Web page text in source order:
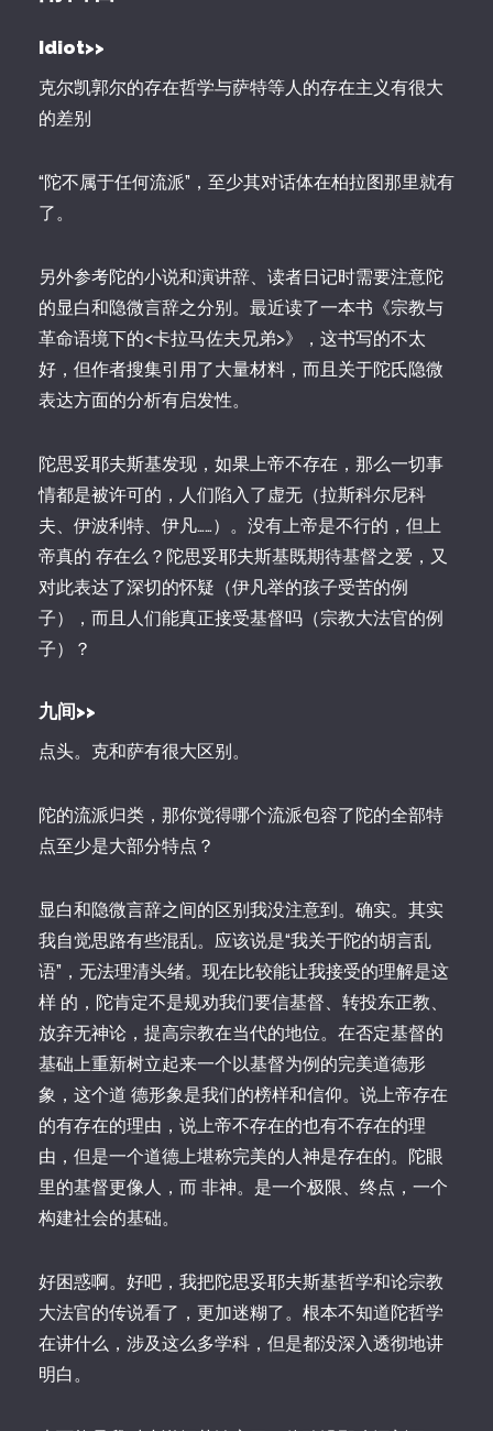
Idiot>>
克尔凯郭尔的存在哲学与萨特等人的存在主义有很大
的差别
“陀不属于任何流派”，至少其对话体在柏拉图那里就有
了。
另外参考陀的小说和演讲辞、读者日记时需要注意陀
的显白和隐微言辞之分别。最近读了一本书《宗教与
革命语境下的<卡拉马佐夫兄弟>》，这书写的不太
好，但作者搜集引用了大量材料，而且关于陀氏隐微
表达方面的分析有启发性。
陀思妥耶夫斯基发现，如果上帝不存在，那么一切事
情都是被许可的，人们陷入了虚无（拉斯科尔尼科
夫、伊波利特、伊凡……）。没有上帝是不行的，但上
帝真的 存在么？陀思妥耶夫斯基既期待基督之爱，又
对此表达了深切的怀疑（伊凡举的孩子受苦的例
子），而且人们能真正接受基督吗（宗教大法官的例
子）？
九间>>
点头。克和萨有很大区别。
陀的流派归类，那你觉得哪个流派包容了陀的全部特
点至少是大部分特点？
显白和隐微言辞之间的区别我没注意到。确实。其实
我自觉思路有些混乱。应该说是“我关于陀的胡言乱
语”，无法理清头绪。现在比较能让我接受的理解是这
样 的，陀肯定不是规劝我们要信基督、转投东正教、
放弃无神论，提高宗教在当代的地位。在否定基督的
基础上重新树立起来一个以基督为例的完美道德形
象，这个道 德形象是我们的榜样和信仰。说上帝存在
的有存在的理由，说上帝不存在的也有不存在的理
由，但是一个道德上堪称完美的人神是存在的。陀眼
里的基督更像人，而 非神。是一个极限、终点，一个
构建社会的基础。
好困惑啊。好吧，我把陀思妥耶夫斯基哲学和论宗教
大法官的传说看了，更加迷糊了。根本不知道陀哲学
在讲什么，涉及这么多学科，但是都没深入透彻地讲
明白。